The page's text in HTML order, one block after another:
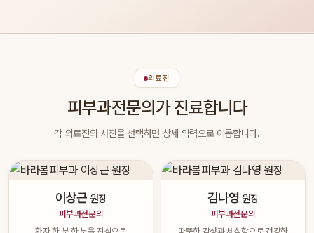
의료진
피부과전문의가 진료합니다
각 의료진의 사진을 선택하면 상세 약력으로 이동합니다.
이상근 원장
피부과전문의
김나영 원장
피부과전문의